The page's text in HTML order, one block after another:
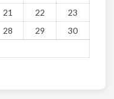
21 22
23
28 29
30